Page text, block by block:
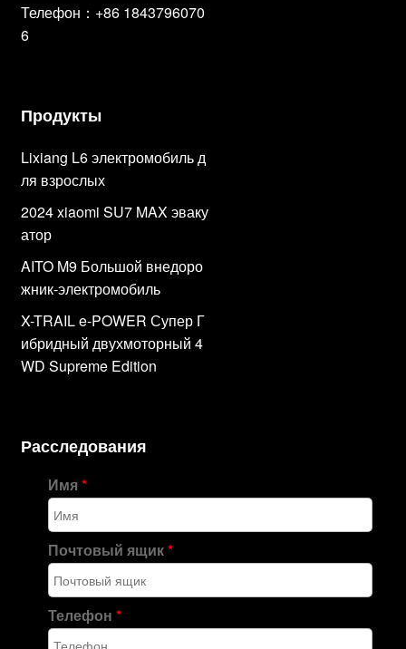
Телефон：+86 1843796070
6
Продукты
Lixiang L6 электромобиль д
ля взрослых
2024 xiaomi SU7 MAX эваку
атор
AITO M9 Большой внедоро
жник-электромобиль
X-TRAIL e-POWER Супер Г
ибридный двухмоторный 4
WD Supreme Edition
Расследования
Имя*
Почтовый ящик*
Телефон*